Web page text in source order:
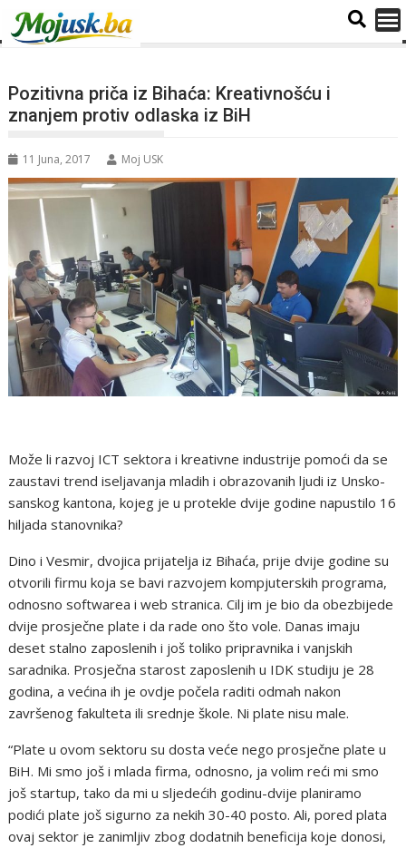
Pozitivna priča iz Bihaća: Kreativnošću i
znanjem protiv odlaska iz BiH
11 Juna, 2017 Moj USK
Može li razvoj ICT sektora i kreativne industrije pomoći da se
zaustavi trend iseljavanja mladih i obrazovanih ljudi iz Unsko-
sanskog kantona, kojeg je u protekle dvije godine napustilo 16
hiljada stanovnika?
Dino i Vesmir, dvojica prijatelja iz Bihaća, prije dvije godine su
otvorili firmu koja se bavi razvojem kompjuterskih programa,
odnosno softwarea i web stranica. Cilj im je bio da obezbijede
dvije prosječne plate i da rade ono što vole. Danas imaju
deset stalno zaposlenih i još toliko pripravnika i vanjskih
saradnika. Prosječna starost zaposlenih u IDK studiju je 28
godina, a većina ih je ovdje počela raditi odmah nakon
završenog fakulteta ili srednje škole. Ni plate nisu male.
“Plate u ovom sektoru su dosta veće nego prosječne plate u
BiH. Mi smo još i mlada firma, odnosno, ja volim reći mi smo
još startup, tako da mi u sljedećih godinu-dvije planiramo
podići plate još sigurno za nekih 30-40 posto. Ali, pored plata
ovaj sektor je zanimljiv zbog dodatnih beneficija koje donosi,